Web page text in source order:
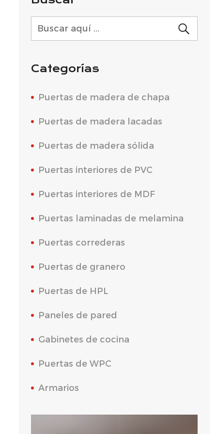
Categorías
Puertas de madera de chapa
Puertas de madera lacadas
Puertas de madera sólida
Puertas interiores de PVC
Puertas interiores de MDF
Puertas laminadas de melamina
Puertas correderas
Puertas de granero
Puertas de HPL
Paneles de pared
Gabinetes de cocina
Puertas de WPC
Armarios